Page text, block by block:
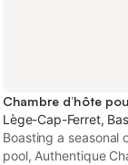
Lège-Cap-Ferret,
Boasting a seasonal
pool, Authentique